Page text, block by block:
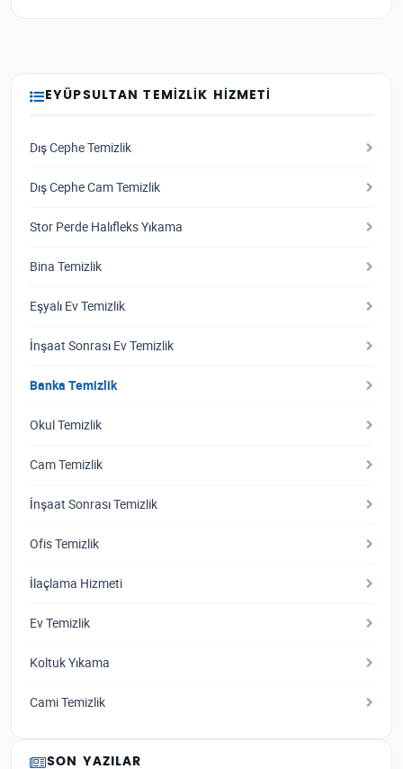
EYÜPSULTAN TEMIZLIK HIZMETI
Dış Cephe Temizlik
Dış Cephe Cam Temizlik
Stor Perde Halıfleks Yıkama
Bina Temizlik
Eşyalı Ev Temizlik
İnşaat Sonrası Ev Temizlik
Banka Temizlik
Okul Temizlik
Cam Temizlik
İnşaat Sonrası Temizlik
Ofis Temizlik
İlaçlama Hizmeti
Ev Temizlik
Koltuk Yıkama
Cami Temizlik
SON YAZILAR